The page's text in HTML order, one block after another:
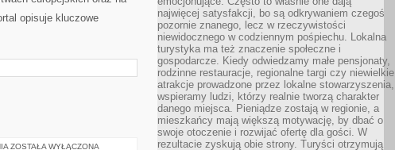
opisuje kluczowe
LIFESTYLE
ZOSTAŁA WYŁĄCZONA
najwięcej satysfakcji, bo są odkrywaniem czegoś
pozornie znanego, lecz w rzeczywistości
niewidocznego w codziennym pośpiechu. Lokalna
turystyka ma też znaczenie społeczne i
gospodarcze. Kiedy odwiedzamy małe pensjonaty,
rodzinne restauracje, regionalne targi czy niewielkie
atrakcje prowadzone przez lokalne stowarzyszenia,
wspieramy ludzi, którzy realnie tworzą charakter
danego miejsca. Pieniądze zostają w regionie, a
mieszkańcy mają większą motywację, by dbać o
swoje otoczenie i rozwijać ofertę dla gości. W
rezultacie zyskują obie strony. Turyści otrzymują